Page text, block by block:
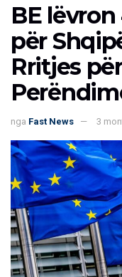
BE
për
Rritjes
nga Fast News 3